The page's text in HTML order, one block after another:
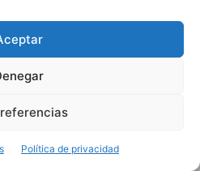
Política de privacidad